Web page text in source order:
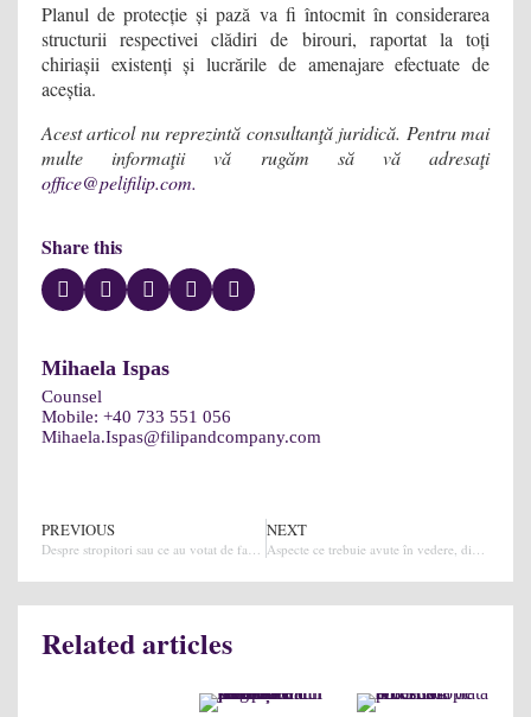
Planul de protecție și pază va fi întocmit în considerarea
structurii respectivei clădiri de birouri, raportat la toți
chiriașii existenți și lucrările de amenajare efectuate de
aceștia.
Acest articol nu reprezintă consultanţă juridică. Pentru mai
multe informaţii vă rugăm să vă adresaţi
office@pelifilip.com.
Share this
Mihaela Ispas
Counsel
Mobile: +40 733 551 056
Mihaela.Ispas@filipandcompany.com
PREVIOUS
Despre stropitori sau ce au votat de fapt alesii nostri?
NEXT
Aspecte ce trebuie avute în vedere, din perspecivă juridică, la debutul unei afaceri
Related articles